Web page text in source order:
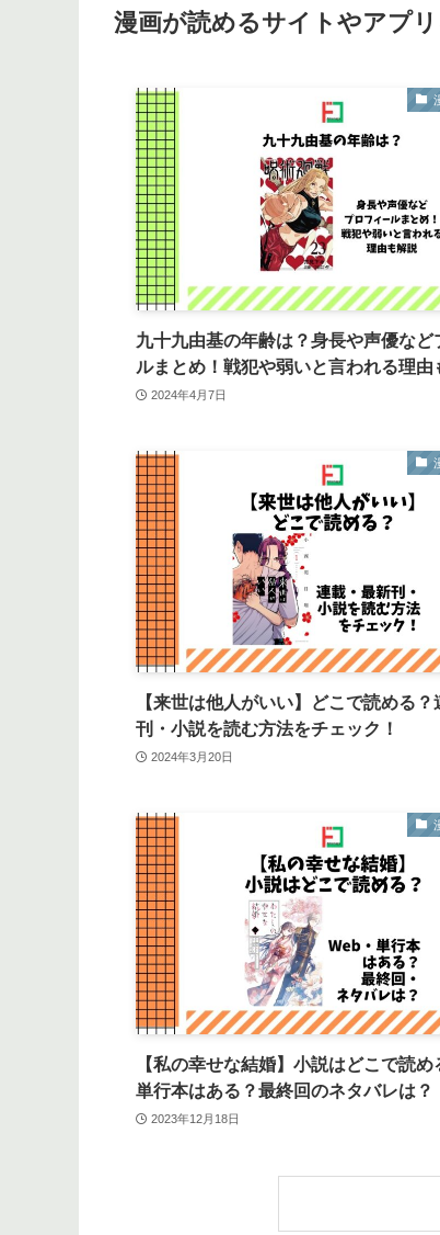
漫画が読めるサイトやアプリ
九十九由基の年齢は？身長や声優など
ルまとめ！戦犯や弱いと言われる理由
2024年4月7日
【来世は他人がいい】どこで読める
刊・小説を読む方法をチェック！
2024年3月20日
【私の幸せな結婚】小説はどこで読め
単行本はある？最終回のネタバレは？
2023年12月18日